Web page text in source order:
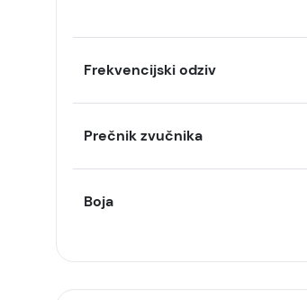
Frekvencijski odziv
Prečnik zvučnika
Boja